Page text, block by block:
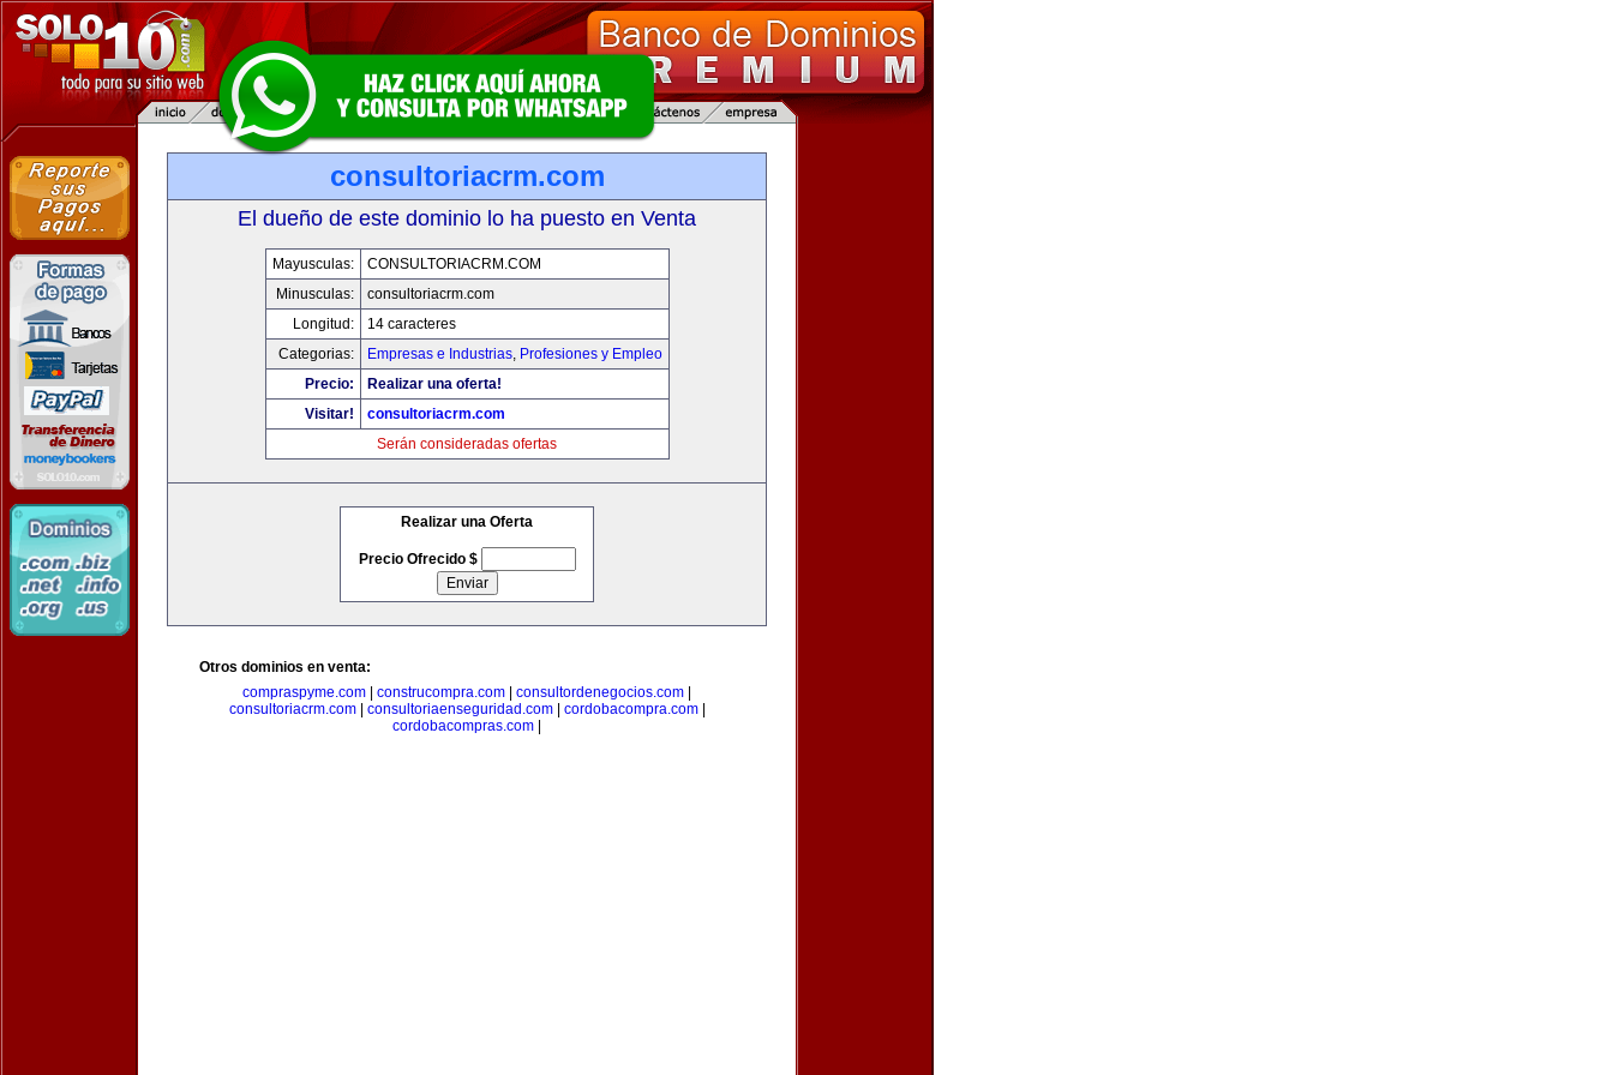
consultoriacrm.com
El dueño de este dominio lo ha puesto en Venta
Mayusculas:
CONSULTORIACRM.COM
Minusculas:
consultoriacrm.com
Longitud:
14 caracteres
Categorias:
Empresas e Industrias, Profesiones y Empleo
Precio:
Realizar una oferta!
Visitar!
consultoriacrm.com
Serán consideradas ofertas
Realizar una Oferta
Precio Ofrecido $
Otros dominios en venta:
compraspyme.com
construcompra.com consultordenegocios.com
consultoriacrm.com| consultoriaenseguridad.com| cordobacompra.com|
cordobacompras.com